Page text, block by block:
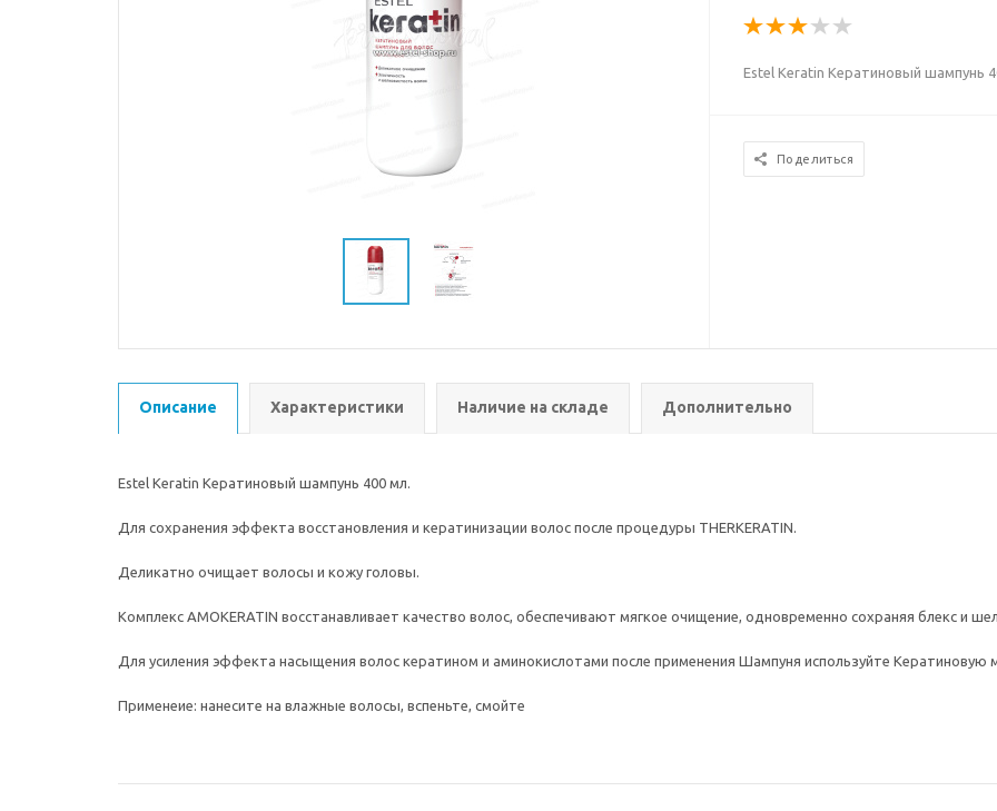
Estel Keratin Кератиновый шампунь
Поделиться
Описание Характеристики Наличие на складе Дополнительно
Estel Keratin Кератиновый шампунь 400 мл.
Для сохранения эффекта восстановления и кератинизации волос после процедуры THERKERATIN.
Деликатно очищает волосы и кожу головы.
Комплекс AMOKERATIN восстанавливает качество волос, обеспечивают мягкое очищение, одновременно сохраняя блекс и
Для усиления эффекта насыщения волос кератином и аминокислотами после применения Шампуня используйте Кератиновую
Применеие: нанесите на влажные волосы, вспеньте, смойте